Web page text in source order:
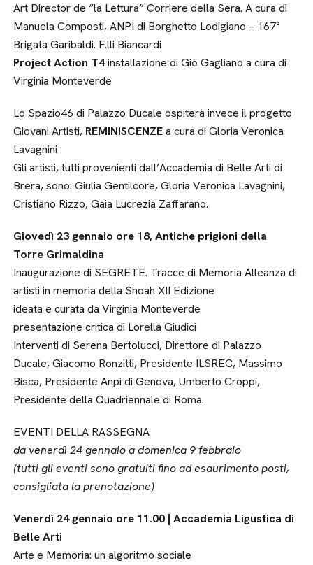
Art Director de “la Lettura” Corriere della Sera. A cura di
Manuela Composti, ANPI di Borghetto Lodigiano – 167°
Brigata Garibaldi. F.lli Biancardi
Project Action T4installazione di Giò Gagliano a cura di
Virginia Monteverde
Lo Spazio46 di Palazzo Ducale ospiterà invece il progetto
Giovani Artisti, REMINISCENZEa cura di Gloria Veronica
Lavagnini
Gli artisti, tutti provenienti dall’Accademia di Belle Arti di
Brera, sono: Giulia Gentilcore, Gloria Veronica Lavagnini,
Cristiano Rizzo, Gaia Lucrezia Zaffarano.
Giovedì 23 gennaio ore 18, Antiche prigioni della
Torre Grimaldina
Inaugurazione di SEGRETE. Tracce di Memoria Alleanza di
artisti in memoria della Shoah XII Edizione
ideata e curata da Virginia Monteverde
presentazione critica di Lorella Giudici
Interventi di Serena Bertolucci, Direttore di Palazzo
Ducale, Giacomo Ronzitti, Presidente ILSREC, Massimo
Bisca, Presidente Anpi di Genova, Umberto Croppi,
Presidente della Quadriennale di Roma.
EVENTI DELLA RASSEGNA
da venerdì 24 gennaio a domenica 9 febbraio
(tutti gli eventi sono gratuiti fino ad esaurimento posti,
consigliata la prenotazione)
Venerdì 24 gennaio ore 11.00 | Accademia Ligustica di
Belle Arti
Arte e Memoria: un algoritmo sociale